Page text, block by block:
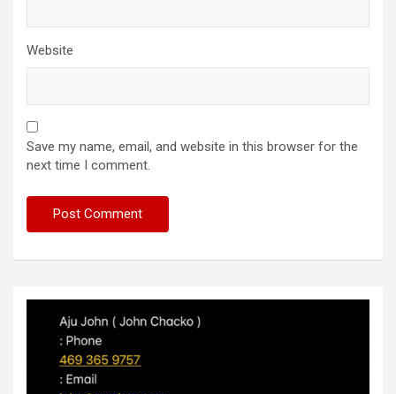
Website
Save my name, email, and website in this browser for the
next time I comment.